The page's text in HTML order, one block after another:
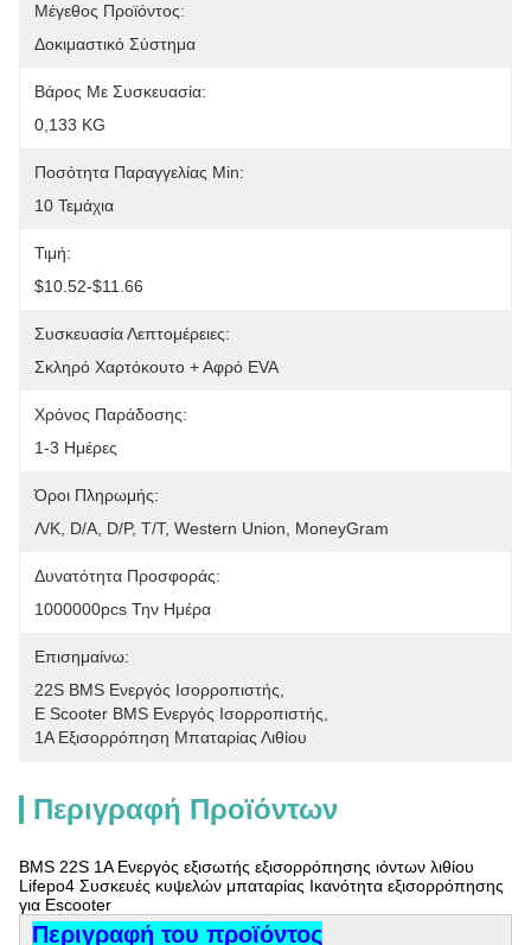
Μέγεθος Προϊόντος:
Δοκιμαστικό Σύστημα
Βάρος Με Συσκευασία:
0,133 KG
Ποσότητα Παραγγελίας Min:
10 Τεμάχια
Τιμή:
$10.52-$11.66
Συσκευασία Λεπτομέρειες:
Σκληρό Χαρτόκουτο + Αφρό EVA
Χρόνος Παράδοσης:
1-3 Ημέρες
Όροι Πληρωμής:
Λ/Κ, D/A, D/P, T/T, Western Union, MoneyGram
Δυνατότητα Προσφοράς:
1000000pcs Την Ημέρα
Επισημαίνω:
22S BMS Ενεργός Ισορροπιστής
E Scooter BMS Ενεργός Ισορροπιστής
1A Εξισορρόπηση Μπαταρίας Λιθίου
Περιγραφή Προϊόντων
BMS 22S 1A Ενεργός εξισωτής εξισορρόπησης ιόντων λιθίου
Lifepo4 Συσκευές κυψελών μπαταρίας Ικανότητα εξισορρόπησης
για Escooter
Περιγραφή του προϊόντος